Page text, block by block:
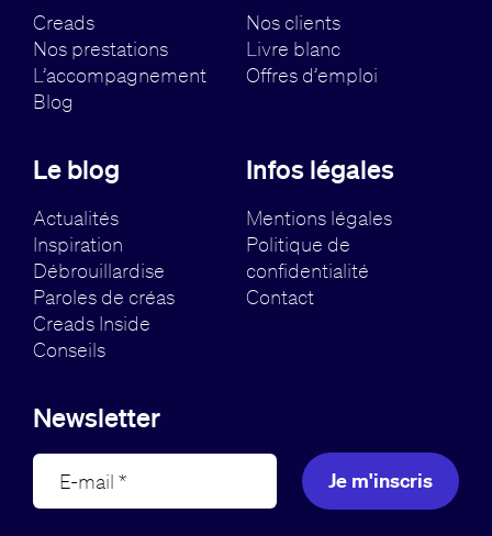
Creads
Nos prestations
L’accompagnement
Blog
Nos clients
Livre blanc
Offres d’emploi
Le blog
Actualités
Inspiration
Débrouillardise
Paroles de créas
Creads Inside
Conseils
Infos légales
Mentions légales
Politique de
confidentialité
Contact
Newsletter
Je m'inscris